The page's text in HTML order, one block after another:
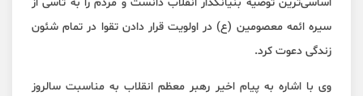
سیره ائمه معصومین (ع) در اولویت قرار دادن تقوا در تمام شئون
زندگی دعوت کرد.
وی با اشاره به پیام اخیر رهبر معظم انقلاب به مناسبت سالروز